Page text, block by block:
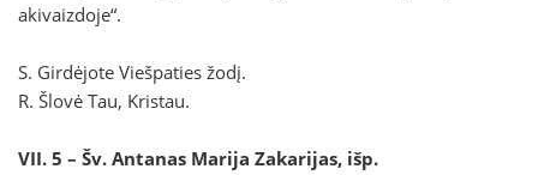
akivaizdoje“.
S. Girdėjote Viešpaties žodį.
R. Šlovė Tau, Kristau.
VII. 5 – Šv. Antanas Marija Zakarijas, išp.